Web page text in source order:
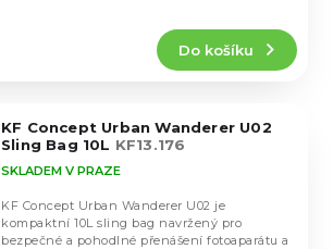
Do košíku
KF Concept Urban Wanderer U02
Sling Bag 10L KF13.176
SKLADEM V PRAZE
KF Concept Urban Wanderer U02 je
kompaktní 10L sling bag navržený pro
bezpečné a pohodlné přenášení fotoaparátu a